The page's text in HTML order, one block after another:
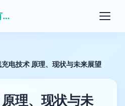
上海签例逡网络科技有限公司
电技术 原理、现状与未来展望
理、现状与未